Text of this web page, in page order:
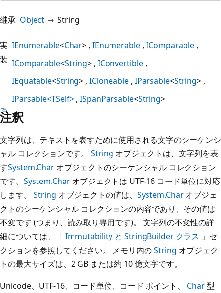
継承 Object String
実
装
IEnumerable<Char> IEnumerable IComparable
IComparable<String> IConvertible
IEquatable<String> ICloneable IParsable<String>
IParsable<TSelf> ISpanParsable<String>
注釈
文字列は、テキストを表すために使用される文字のシーケンシ
ャル コレクションです。 String オブジェクトは、文字列を表
すSystem.Char オブジェクトのシーケンシャル コレクション
です。 System.Char オブジェクトは UTF-16 コード単位に対応
します。 String オブジェクトの値は、 System.Char オブジェ
クトのシーケンシャル コレクションの内容であり、その値は
不変です (つまり、読み取り専用です)。 文字列の不変性の詳
細については、「 Immutability と StringBuilder クラス 」セ
クションを参照してください。 メモリ内のString オブジェク
トの最大サイズは、2 GB または約 10 億文字です。
Unicode、UTF-16、コード単位、コード ポイント、 Char型